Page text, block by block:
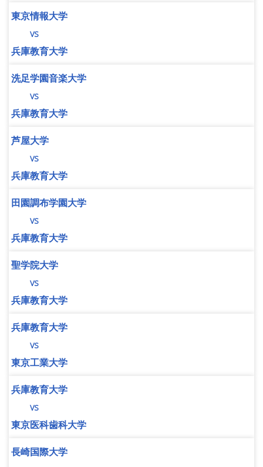
東京情報大学
vs
兵庫教育大学
洗足学園音楽大学
vs
兵庫教育大学
芦屋大学
vs
兵庫教育大学
田園調布学園大学
vs
兵庫教育大学
聖学院大学
vs
兵庫教育大学
兵庫教育大学
vs
東京工業大学
兵庫教育大学
vs
東京医科歯科大学
長崎国際大学